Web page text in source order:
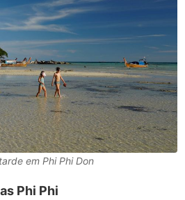
em Phi Phi Don
Phi Phi